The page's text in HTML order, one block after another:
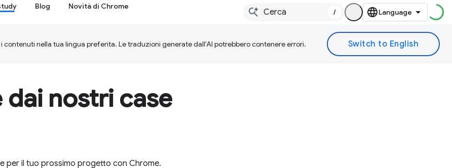
Blog Novità di Chrome
/
nella tua lingua preferita. Le traduzioni generate dall'AI potrebbero contenere errori.
dai nostri case
per il tuo prossimo progetto con Chrome.